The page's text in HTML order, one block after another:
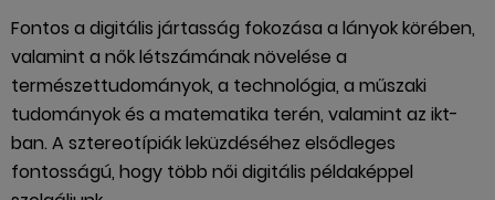
Fontos a digitális jártasság fokozása a lányok körében,
valamint a nők létszámának növelése a
természettudományok, a technológia, a műszaki
tudományok és a matematika terén, valamint az ikt-
ban. A sztereotípiák leküzdéséhez elsődleges
fontosságú, hogy több női digitális példaképpel